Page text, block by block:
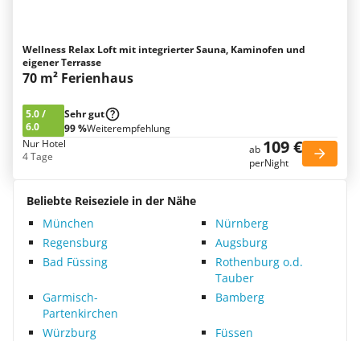
Wellness Relax Loft mit integrierter Sauna, Kaminofen und
eigener Terrasse
70 m² Ferienhaus
5.0/
6.0
Sehr gut
99 %Weiterempfehlung
Nur Hotel
4 Tage
ab 109 €
perNight
Beliebte Reiseziele in der Nähe
München
Nürnberg
Regensburg
Augsburg
Bad Füssing
Rothenburg o.d.
Tauber
Garmisch-
Partenkirchen
Bamberg
Würzburg Füssen